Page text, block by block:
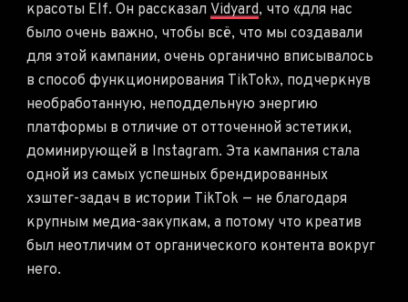
красоты Elf. Он рассказал Vidyard, что «для нас
было очень важно, чтобы всё, что мы создавали
для этой кампании, очень органично вписывалось
в способ функционирования TikTok», подчеркнув
необработанную, неподдельную энергию
платформы в отличие от отточенной эстетики,
доминирующей в Instagram. Эта кампания стала
одной из самых успешных брендированных
хэштег-задач в истории TikTok — не благодаря
крупным медиа-закупкам, а потому что креатив
был неотличим от органического контента вокруг
него.